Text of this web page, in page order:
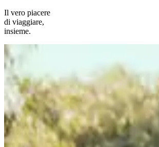
Il vero piacere
di viaggiare,
insieme.